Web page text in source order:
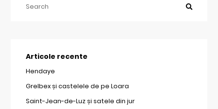
Articole recente
Hendaye
Grelbex și castelele de pe Loara
Saint-Jean-de-Luz și satele din jur